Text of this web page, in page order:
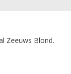
Zeeuws Blond.